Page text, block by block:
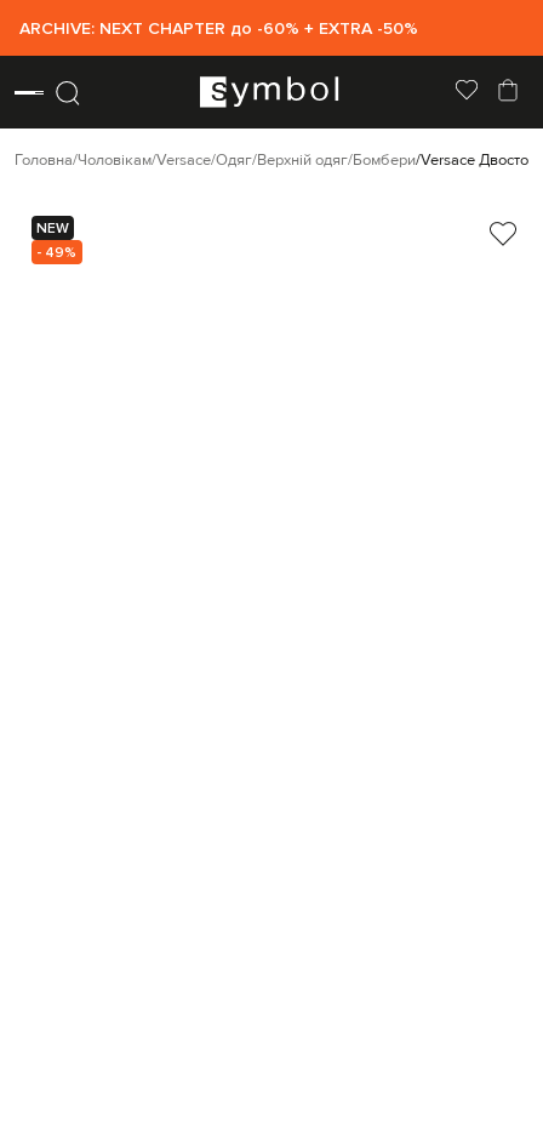
ARCHIVE: NEXT CHAPTER до -60% + EXTRA -50%
Головна Чоловікам Versace Одяг Верхній одяг Бомбери Versace
NEW
- 49%